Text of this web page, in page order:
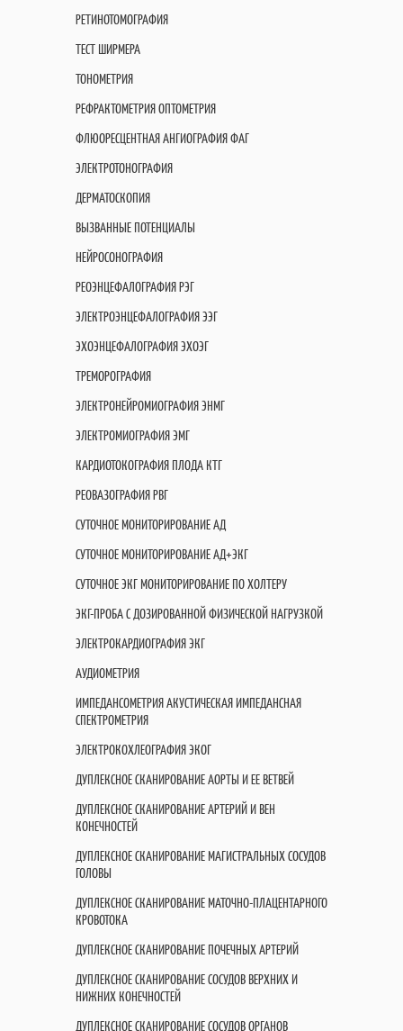
РЕТИНОТОМОГРАФИЯ
ТЕСТ ШИРМЕРА
ТОНОМЕТРИЯ
РЕФРАКТОМЕТРИЯ ОПТОМЕТРИЯ
ФЛЮОРЕСЦЕНТНАЯ АНГИОГРАФИЯ ФАГ
ЭЛЕКТРОТОНОГРАФИЯ
ДЕРМАТОСКОПИЯ
ВЫЗВАННЫЕ ПОТЕНЦИАЛЫ
НЕЙРОСОНОГРАФИЯ
РЕОЭНЦЕФАЛОГРАФИЯ РЭГ
ЭЛЕКТРОЭНЦЕФАЛОГРАФИЯ ЭЭГ
ЭХОЭНЦЕФАЛОГРАФИЯ ЭХОЭГ
ТРЕМОРОГРАФИЯ
ЭЛЕКТРОНЕЙРОМИОГРАФИЯ ЭНМГ
ЭЛЕКТРОМИОГРАФИЯ ЭМГ
КАРДИОТОКОГРАФИЯ ПЛОДА КТГ
РЕОВАЗОГРАФИЯ РВГ
СУТОЧНОЕ МОНИТОРИРОВАНИЕ АД
СУТОЧНОЕ МОНИТОРИРОВАНИЕ АД+ЭКГ
СУТОЧНОЕ ЭКГ МОНИТОРИРОВАНИЕ ПО ХОЛТЕРУ
ЭКГ-ПРОБА С ДОЗИРОВАННОЙ ФИЗИЧЕСКОЙ НАГРУЗКОЙ
ЭЛЕКТРОКАРДИОГРАФИЯ ЭКГ
АУДИОМЕТРИЯ
ИМПЕДАНСОМЕТРИЯ АКУСТИЧЕСКАЯ ИМПЕДАНСНАЯ
СПЕКТРОМЕТРИЯ
ЭЛЕКТРОКОХЛЕОГРАФИЯ ЭКОГ
ДУПЛЕКСНОЕ СКАНИРОВАНИЕ АОРТЫ И ЕЕ ВЕТВЕЙ
ДУПЛЕКСНОЕ СКАНИРОВАНИЕ АРТЕРИЙ И ВЕН
КОНЕЧНОСТЕЙ
ДУПЛЕКСНОЕ СКАНИРОВАНИЕ МАГИСТРАЛЬНЫХ СОСУДОВ
ГОЛОВЫ
ДУПЛЕКСНОЕ СКАНИРОВАНИЕ МАТОЧНО-ПЛАЦЕНТАРНОГО
КРОВОТОКА
ДУПЛЕКСНОЕ СКАНИРОВАНИЕ ПОЧЕЧНЫХ АРТЕРИЙ
ДУПЛЕКСНОЕ СКАНИРОВАНИЕ СОСУДОВ ВЕРХНИХ И
НИЖНИХ КОНЕЧНОСТЕЙ
ДУПЛЕКСНОЕ СКАНИРОВАНИЕ СОСУДОВ ОРГАНОВ